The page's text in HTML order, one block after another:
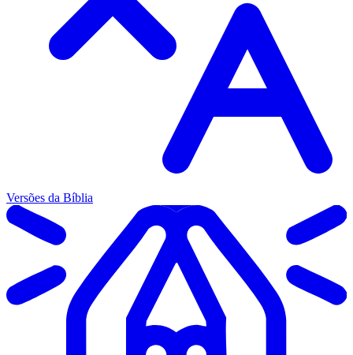
Versões da Bíblia